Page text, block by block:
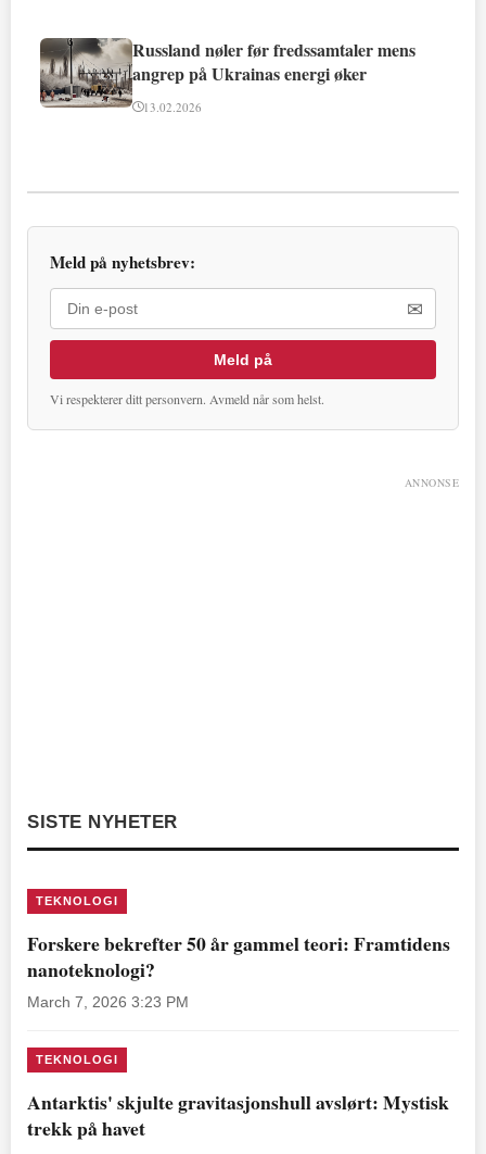
Russland nøler før fredssamtaler mens
angrep på Ukrainas energi øker
13.02.2026
Meld på nyhetsbrev:
✉
Meld på
Vi respekterer ditt personvern. Avmeld når som helst.
ANNONSE
SISTE NYHETER
TEKNOLOGI
Forskere bekrefter 50 år gammel teori: Framtidens
nanoteknologi?
March 7, 2026 3:23 PM
TEKNOLOGI
Antarktis' skjulte gravitasjonshull avslørt: Mystisk
trekk på havet